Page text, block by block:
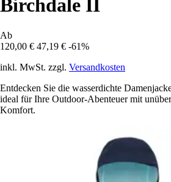
Birchdale II
Ab
120,00 € 47,19 € -61%
inkl. MwSt. zzgl. Versandkosten
Entdecken Sie die wasserdichte
ideal für Ihre Outdoor-Abenteuer mit
Komfort.